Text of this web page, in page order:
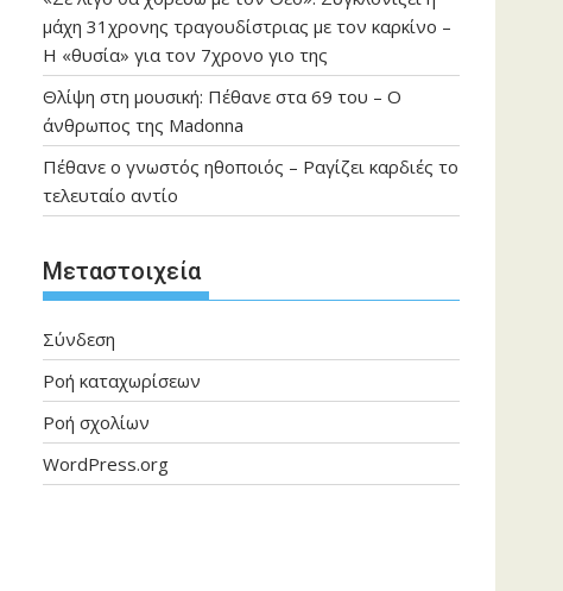
μάχη 31χρονης τραγουδίστριας με τον καρκίνο –
Η «θυσία» για τον 7χρονο γιο της
Θλίψη στη μουσική: Πέθανε στα 69 του – Ο
άνθρωπος της Madonna
Πέθανε ο γνωστός ηθοποιός – Ραγίζει καρδιές το
τελευταίο αντίο
Μεταστοιχεία
Σύνδεση
Ροή καταχωρίσεων
Ροή σχολίων
WordPress.org